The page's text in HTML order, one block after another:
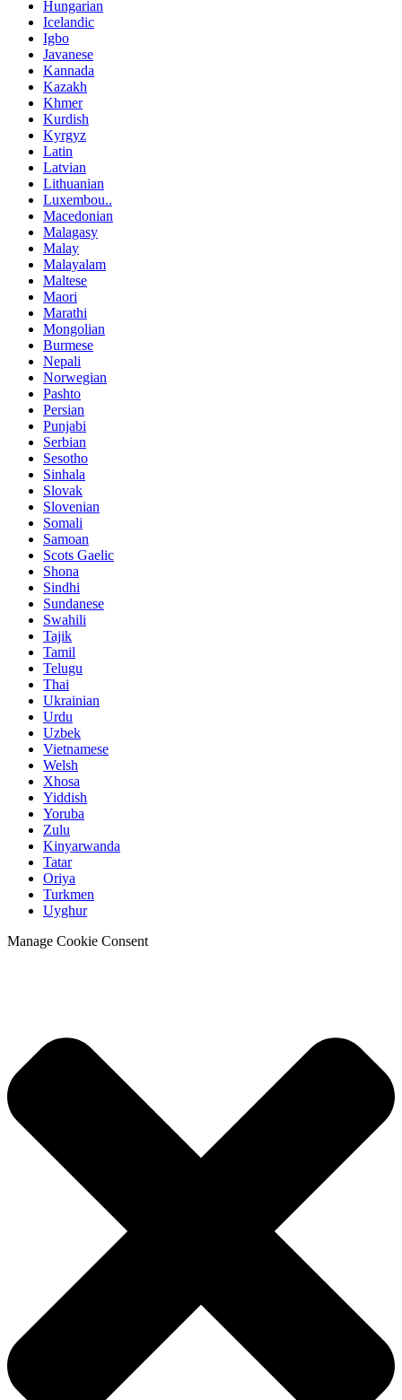
Hungarian
Icelandic
Igbo
Javanese
Kannada
Kazakh
Khmer
Kurdish
Kyrgyz
Latin
Latvian
Lithuanian
Luxembou..
Macedonian
Malagasy
Malay
Malayalam
Maltese
Maori
Marathi
Mongolian
Burmese
Nepali
Norwegian
Pashto
Persian
Punjabi
Serbian
Sesotho
Sinhala
Slovak
Slovenian
Somali
Samoan
Scots Gaelic
Shona
Sindhi
Sundanese
Swahili
Tajik
Tamil
Telugu
Thai
Ukrainian
Urdu
Uzbek
Vietnamese
Welsh
Xhosa
Yiddish
Yoruba
Zulu
Kinyarwanda
Tatar
Oriya
Turkmen
Uyghur
Manage Cookie Consent